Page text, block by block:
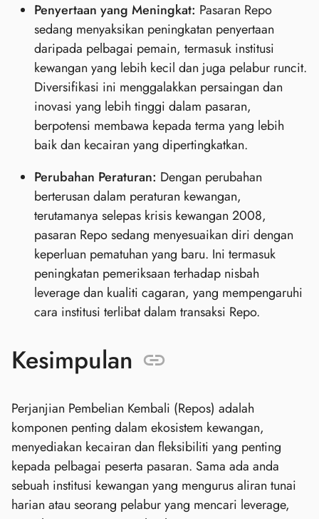
Penyertaan yang Meningkat: Pasaran Repo
sedang menyaksikan peningkatan penyertaan
daripada pelbagai pemain, termasuk institusi
kewangan yang lebih kecil dan juga pelabur runcit.
Diversifikasi ini menggalakkan persaingan dan
inovasi yang lebih tinggi dalam pasaran,
berpotensi membawa kepada terma yang lebih
baik dan kecairan yang dipertingkatkan.
Perubahan Peraturan: Dengan perubahan
berterusan dalam peraturan kewangan,
terutamanya selepas krisis kewangan 2008,
pasaran Repo sedang menyesuaikan diri dengan
keperluan pematuhan yang baru. Ini termasuk
peningkatan pemeriksaan terhadap nisbah
leverage dan kualiti cagaran, yang mempengaruhi
cara institusi terlibat dalam transaksi Repo.
Kesimpulan
Perjanjian Pembelian Kembali (Repos) adalah
komponen penting dalam ekosistem kewangan,
menyediakan kecairan dan fleksibiliti yang penting
kepada pelbagai peserta pasaran. Sama ada anda
sebuah institusi kewangan yang mengurus aliran tunai
harian atau seorang pelabur yang mencari leverage,